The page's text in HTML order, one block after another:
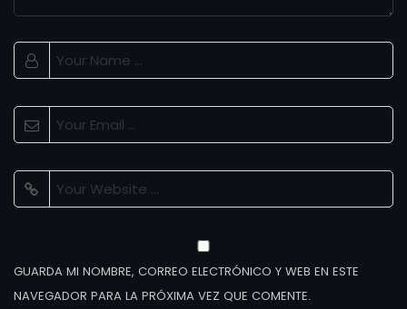
GUARDA MI NOMBRE, CORREO ELECTRÓNICO Y WEB EN ESTE
NAVEGADOR PARA LA PRÓXIMA VEZ QUE COMENTE.